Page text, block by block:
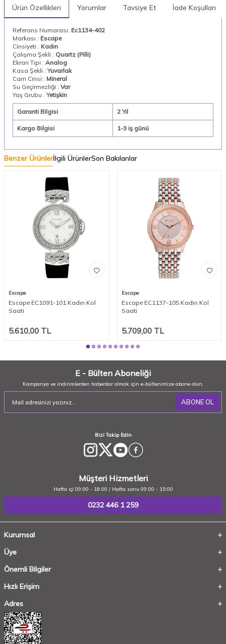
Ürün Özellikleri Yorumlar Tavsiye Et İade Koşulları
Referans Numarası: Ec1134-402
Markası : Escape
Cinsiyeti : Kadın
Çalışma Şekli : Quartz (Pilli)
Ekran Tipi : Analog
Kasa Şekli :Yuvarlak
Cam Cinsi : Mineral
Su Geçirmezliği : Var
Yaş Grubu :Yetişkin
Garanti Bilgisi 2 Yıl
Kargo Bilgisi 1-3 iş günü
Benzer Ürünlerİlgili ÜrünlerSon Bakılanlar
Escape
Escape EC1091-101 Kadın Kol
Saati
5.610,00 TL
Escape
Escape EC1137-105 Kadın Kol
Saati
5.709,00TL
E - Bülten Aboneliği
Kampanya ve indirimlerden haberdar olmak için e-bültenimize abone olun.
ABONE OL
Bizi Takip Edin
Müşteri Hizmetleri
Hafta içi 09:00 - 18:00 / Hafta sonu 09:00 - 15:00
0232 446 1 259
Kurumsal
Üye
Önemli Bilgiler
Hızlı Erişim
Adres